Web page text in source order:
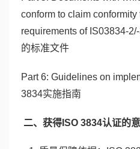
conform to claim conformity
requirements of IS03834-
的标准文件
Part 6: Guidelines on
3834实施指南
二、获得ISO 3834认证的